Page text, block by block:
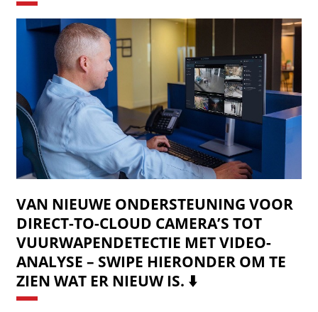
VAN NIEUWE ONDERSTEUNING VOOR
DIRECT-TO-CLOUD CAMERA’S TOT
VUURWAPENDETECTIE MET VIDEO-
ANALYSE – SWIPE HIERONDER OM TE
ZIEN WAT ER NIEUW IS. ⬇️